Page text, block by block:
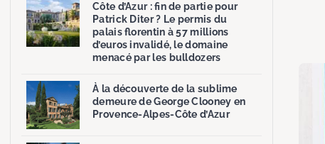
Côte d’Azur : fin de partie pour
Patrick Diter ? Le permis du
palais florentin à 57 millions
d’euros invalidé, le domaine
menacé par les bulldozers
À la découverte de la sublime
demeure de George Clooney en
Provence-Alpes-Côte d’Azur